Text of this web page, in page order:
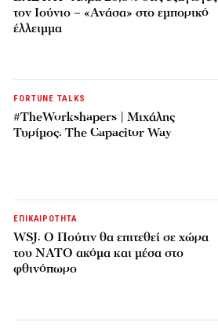
τον Ιούνιο – «Ανάσα» στο εμπορικό
έλλειμμα
FORTUNE TALKS
#TheWorkshapers | Μιχάλης
Τυρίμος: The Capacitor Way
ΕΠΙΚΑΙΡΟΤΗΤΑ
WSJ: Ο Πούτιν θα επιτεθεί σε χώρα
του ΝΑΤΟ ακόμα και μέσα στο
φθινόπωρο